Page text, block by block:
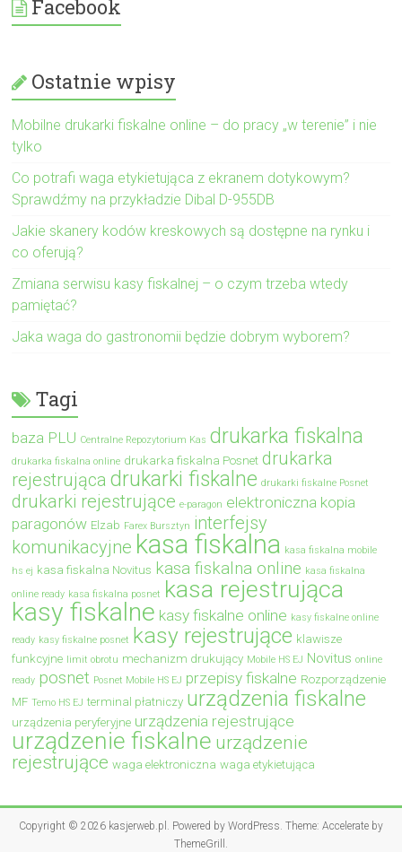
Facebook
Ostatnie wpisy
Mobilne drukarki fiskalne online – do pracy „w terenie” i nie
tylko
Co potrafi waga etykietująca z ekranem dotykowym?
Sprawdźmy na przykładzie Dibal D-955DB
Jakie skanery kodów kreskowych są dostępne na rynku i
co oferują?
Zmiana serwisu kasy fiskalnej – o czym trzeba wtedy
pamiętać?
Jaka waga do gastronomii będzie dobrym wyborem?
Tagi
baza PLU Centralne Repozytorium Kas drukarka fiskalna
drukarka fiskalna online drukarka fiskalna Posnet drukarka
rejestrująca drukarki fiskalne drukarki fiskalne Posnet
drukarki rejestrujące e-paragon elektroniczna kopia
paragonów Elzab Farex Bursztyn interfejsy
komunikacyjne kasa fiskalna kasa fiskalna mobile
hs ej kasa fiskalna Novitus kasa fiskalna online kasa fiskalna
online ready kasa fiskalna posnet kasa rejestrująca
kasy fiskalne kasy fiskalne online kasy fiskalne online
ready kasy fiskalne posnet kasy rejestrujące klawisze
funkcyjne
limit obrotu mechanizm drukujący Mobile HS EJ Novitus online
ready posnet Posnet Mobile HS EJ przepisy fiskalne Rozporządzenie
MF Temo HS EJ terminal płatniczy urządzenia fiskalne
urządzenia peryferyjne urządzenia rejestrujące
urządzenie fiskalne urządzenie
rejestrujące waga elektroniczna waga etykietująca
Copyright © 2026 kasjerweb.pl . Powered by WordPress. Theme: Accelerate by
ThemeGrill .